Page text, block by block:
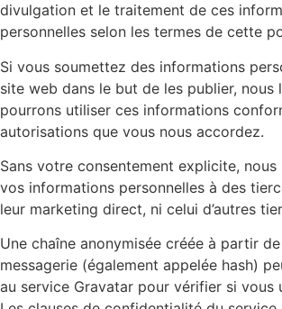
divulgation et le traitement de ces
personnelles selon les termes de cette
Si vous soumettez des informations
site web dans le but de les publier, nous
pourrons utiliser ces informations
autorisations que vous nous accordez.
Sans votre consentement explicite,
vos informations personnelles à des
leur marketing direct, ni celui d’autres
Une chaîne anonymisée créée à partir
messagerie (également appelée hash)
au service Gravatar pour vérifier si vous